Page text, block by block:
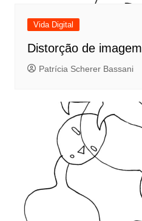
Vida Digital
Distorção de imagem
Patrícia Scherer Bassani